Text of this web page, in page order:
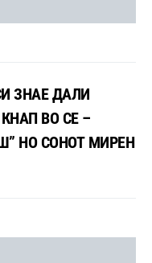
ЗНАЕ ДАЛИ
ВО СЕ –
НО СОНОТ МИРЕН